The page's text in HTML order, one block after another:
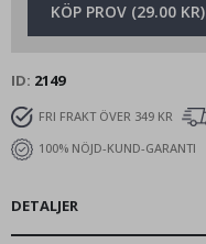
KÖP PROV (29.00 KR)
ID 2149
FRI FRAKT ÖVER 349 KR
100% NÖJD-KUND-GARANTI
DETALJER